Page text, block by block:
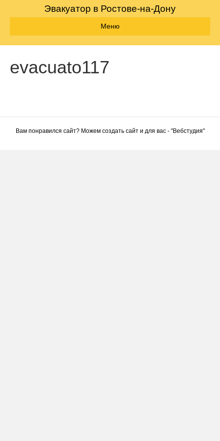
Эвакуатор в Ростове-на-Дону
Меню
evacuato117
Вам понравился сайт? Можем создать сайт и для вас - "Вебстудия"